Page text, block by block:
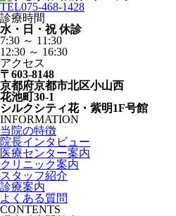
TEL075-468-1428
診療時間
水・日・祝 休診
7:30 ～ 11:30
12:30 ～ 16:30
アクセス
〒603-8148
京都府京都市北区小山西
花池町30-1
シルクシティ花・紫明1F号館
INFORMATION
当院の特徴
院長インタビュー
医療センター案内
クリニック案内
スタッフ紹介
診療案内
よくある質問
CONTENTS